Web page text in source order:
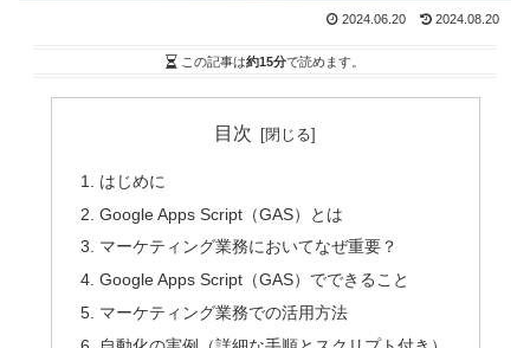
2024.06.20 2024.08.20
この記事は約15分で読めます。
目次
はじめに
Google Apps Script（GAS）とは
マーケティング業務においてなぜ重要？
Google Apps Script（GAS）でできること
マーケティング業務での活用方法